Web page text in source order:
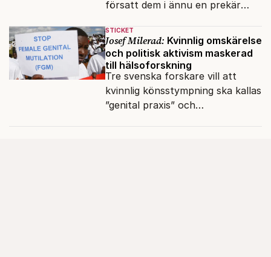
försatt dem i ännu en prekär
terrorvurm.
STICKET
Josef Milerad: Kvinnlig omskärelse
och politisk aktivism maskerad
till hälsoforskning
Tre svenska forskare vill att
kvinnlig könsstympning ska kallas
”genital praxis” och